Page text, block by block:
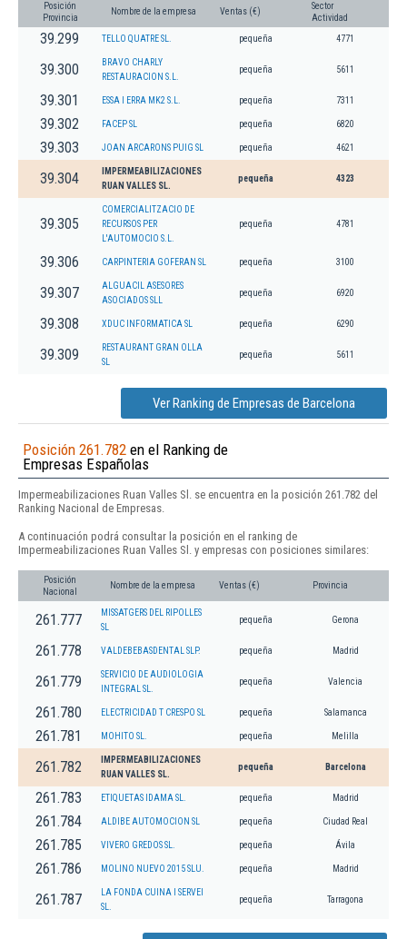
Posición
Provincia
Nombre de la empresa Ventas (€)
Sector
Actividad
39.299 TELLO QUATRE SL. pequeña 4771
39.300
BRAVO CHARLY
RESTAURACION S.L.
pequeña 5611
39.301 ESSA I ERRA MK2 S.L. pequeña 7311
39.302 FACEP SL pequeña 6820
39.303 JOAN ARCARONS PUIG SL pequeña 4621
39.304
IMPERMEABILIZACIONES
RUAN VALLES SL.
pequeña 4323
39.305
COMERCIALITZACIO DE
RECURSOS PER
L'AUTOMOCIO S.L.
pequeña 4781
39.306 CARPINTERIA GOFERAN SL pequeña 3100
39.307
ALGUACIL ASESORES
ASOCIADOS SLL
pequeña 6920
39.308 XDUC INFORMATICA SL pequeña 6290
39.309
RESTAURANT GRAN OLLA
SL
pequeña 5611
Ver Ranking de Empresas de Barcelona
Posición 261.782 en el Ranking de
Empresas Españolas
Impermeabilizaciones Ruan Valles Sl. se encuentra en la posición 261.782 del
Ranking Nacional de Empresas.
A continuación podrá consultar la posición en el ranking de
Impermeabilizaciones Ruan Valles Sl. y empresas con posiciones similares:
Posición
Nacional
Nombre de la empresa Ventas (€) Provincia
261.777
MISSATGERS DEL RIPOLLES
SL
pequeña Gerona
261.778 VALDEBEBASDENTAL SLP. pequeña Madrid
261.779
SERVICIO DE AUDIOLOGIA
INTEGRAL SL.
pequeña Valencia
261.780 ELECTRICIDAD T CRESPO SL pequeña Salamanca
261.781 MOHITO SL. pequeña Melilla
261.782
IMPERMEABILIZACIONES
RUAN VALLES SL.
pequeña Barcelona
261.783 ETIQUETAS IDAMA SL. pequeña Madrid
261.784 ALDIBE AUTOMOCION SL pequeña Ciudad Real
261.785 VIVERO GREDOS SL. pequeña Ávila
261.786 MOLINO NUEVO 2015 SLU. pequeña Madrid
261.787
LA FONDA CUINA I SERVEI
SL.
pequeña Tarragona